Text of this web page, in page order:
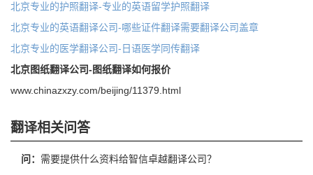
北京专业的护照翻译-专业的英语留学护照翻译
​北京专业的英语翻译公司-哪些证件翻译需要翻译公司盖章
北京专业的医学翻译公司-日语医学同传翻译
北京图纸翻译公司-图纸翻译如何报价
www.chinazxzy.com/beijing/11379.html
翻译相关问答
问： 需要提供什么资料给智信卓越翻译公司？